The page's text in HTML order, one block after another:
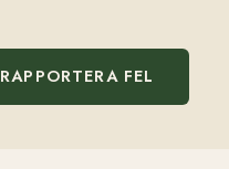
RAPPORTERA FEL